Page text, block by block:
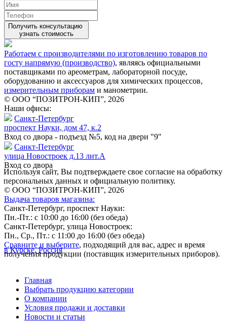
Получить консультацию
узнать стоимость
Работаем с производителями по изготовлению товаров по
госту напрямую (производство), являясь официальными
поставщиками по ареометрам, лабораторной посуде,
оборудованию и аксессуаров для химических процессов,
измерительным приборам и манометрии.
© ООО “ПОЗИТРОН-КИП”, 2026
Наши офисы:
Санкт-Петербург
проспект Науки, дом 47, к.2
Вход со двора - подъезд №5, код на двери "9"
Санкт-Петербург
улица Новостроек д.13 лит.А
Вход со двора
Используя сайт, Вы подтверждаете свое согласие на обработку
персональных данных и официальную политику.
© ООО “ПОЗИТРОН-КИП”, 2026
Выдача товаров магазина:
Санкт-Петербург, проспект Науки:
Пн.-Пт.: с 10:00 до 16:00 (без обеда)
Санкт-Петербург, улица Новостроек:
Пн., Ср., Пт.: с 11:00 до 16:00 (без обеда)
Сравните и выберите, подходящий для вас, адрес и время
получения продукции (поставщик измерительных приборов).
в Курске, Россия
Главная
Выбрать продукцию категории
О компании
Условия продажи и доставки
Новости и статьи